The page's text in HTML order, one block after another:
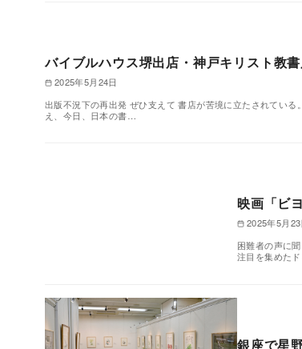
バイブルハウス堺出店・神戸キリスト教
2025年5月24日
出版不況下の再出発 ぜひ支えて 書店が苦境に立たされてい
え、今日、日本の書…
映画「ビ
2025年5月23
困難者の声に
注目を集めた
銀座で星